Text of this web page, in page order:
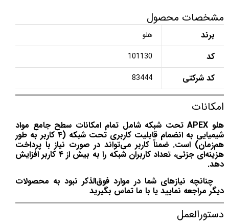
مشخصات محصول
برند هلو
کد 101130
کد شرکتی 83444
امکانات
هلو APEX تحت شبکه شامل تمام امکانات سطح جامع مواد
شیمیایی به انضمام قابلیت کاربری تحت شبکه (۴ کاربر به طور
هم‌زمان) است. ضمناً کاربر می‌تواند در صورت نیاز با پرداخت
هزینه‌ای جزئی، تعداد کاربران شبکه را به بیش از ۴ کاربر افزایش
دهد.
چنانچه نیازهای شما در موارد فوق‌الذکر نبود به محصولات
دیگر مراجعه نمایید یا با ما تماس بگیرید
دستورالعمل